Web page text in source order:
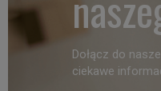
Dołącz do
ciekawe